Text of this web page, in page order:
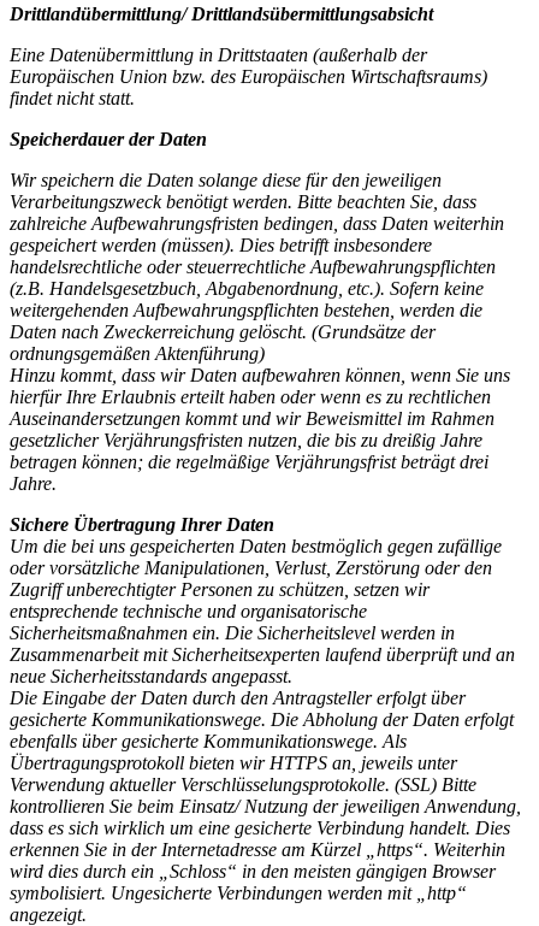
Drittlandübermittlung/ Drittlandsübermittlungsabsicht
Eine Datenübermittlung in Drittstaaten (außerhalb der
Europäischen Union bzw. des Europäischen Wirtschaftsraums)
findet nicht statt.
Speicherdauer der Daten
Wir speichern die Daten solange diese für den jeweiligen
Verarbeitungszweck benötigt werden. Bitte beachten Sie, dass
zahlreiche Aufbewahrungsfristen bedingen, dass Daten weiterhin
gespeichert werden (müssen). Dies betrifft insbesondere
handelsrechtliche oder steuerrechtliche Aufbewahrungspflichten
(z.B. Handelsgesetzbuch, Abgabenordnung, etc.). Sofern keine
weitergehenden Aufbewahrungspflichten bestehen, werden die
Daten nach Zweckerreichung gelöscht. (Grundsätze der
ordnungsgemäßen Aktenführung)
Hinzu kommt, dass wir Daten aufbewahren können, wenn Sie uns
hierfür Ihre Erlaubnis erteilt haben oder wenn es zu rechtlichen
Auseinandersetzungen kommt und wir Beweismittel im Rahmen
gesetzlicher Verjährungsfristen nutzen, die bis zu dreißig Jahre
betragen können; die regelmäßige Verjährungsfrist beträgt drei
Jahre.
Sichere Übertragung Ihrer Daten
Um die bei uns gespeicherten Daten bestmöglich gegen zufällige
oder vorsätzliche Manipulationen, Verlust, Zerstörung oder den
Zugriff unberechtigter Personen zu schützen, setzen wir
entsprechende technische und organisatorische
Sicherheitsmaßnahmen ein. Die Sicherheitslevel werden in
Zusammenarbeit mit Sicherheitsexperten laufend überprüft und an
neue Sicherheitsstandards angepasst.
Die Eingabe der Daten durch den Antragsteller erfolgt über
gesicherte Kommunikationswege. Die Abholung der Daten erfolgt
ebenfalls über gesicherte Kommunikationswege. Als
Übertragungsprotokoll bieten wir HTTPS an, jeweils unter
Verwendung aktueller Verschlüsselungsprotokolle. (SSL) Bitte
kontrollieren Sie beim Einsatz/ Nutzung der jeweiligen Anwendung,
dass es sich wirklich um eine gesicherte Verbindung handelt. Dies
erkennen Sie in der Internetadresse am Kürzel „https“. Weiterhin
wird dies durch ein „Schloss“ in den meisten gängigen Browser
symbolisiert. Ungesicherte Verbindungen werden mit „http“
angezeigt.